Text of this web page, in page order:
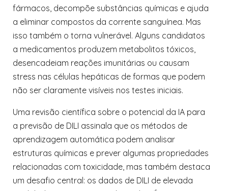
fármacos, decompõe substâncias químicas e ajuda
a eliminar compostos da corrente sanguínea. Mas
isso também o torna vulnerável. Alguns candidatos
a medicamentos produzem metabolitos tóxicos,
desencadeiam reações imunitárias ou causam
stress nas células hepáticas de formas que podem
não ser claramente visíveis nos testes iniciais.
Uma revisão científica sobre o potencial da IA para
a previsão de DILI assinala que os métodos de
aprendizagem automática podem analisar
estruturas químicas e prever algumas propriedades
relacionadas com toxicidade, mas também destaca
um desafio central: os dados de DILI de elevada